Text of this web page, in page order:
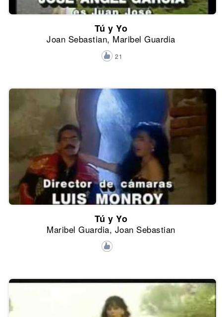
Tú y Yo
Joan Sebastian, Maribel Guardia
21
Tú y Yo
Maribel Guardia, Joan Sebastian